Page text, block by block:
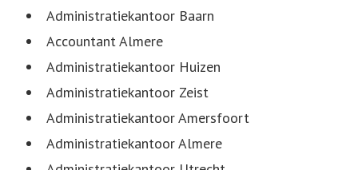
Administratiekantoor Baarn
Accountant Almere
Administratiekantoor Huizen
Administratiekantoor Zeist
Administratiekantoor Amersfoort
Administratiekantoor Almere